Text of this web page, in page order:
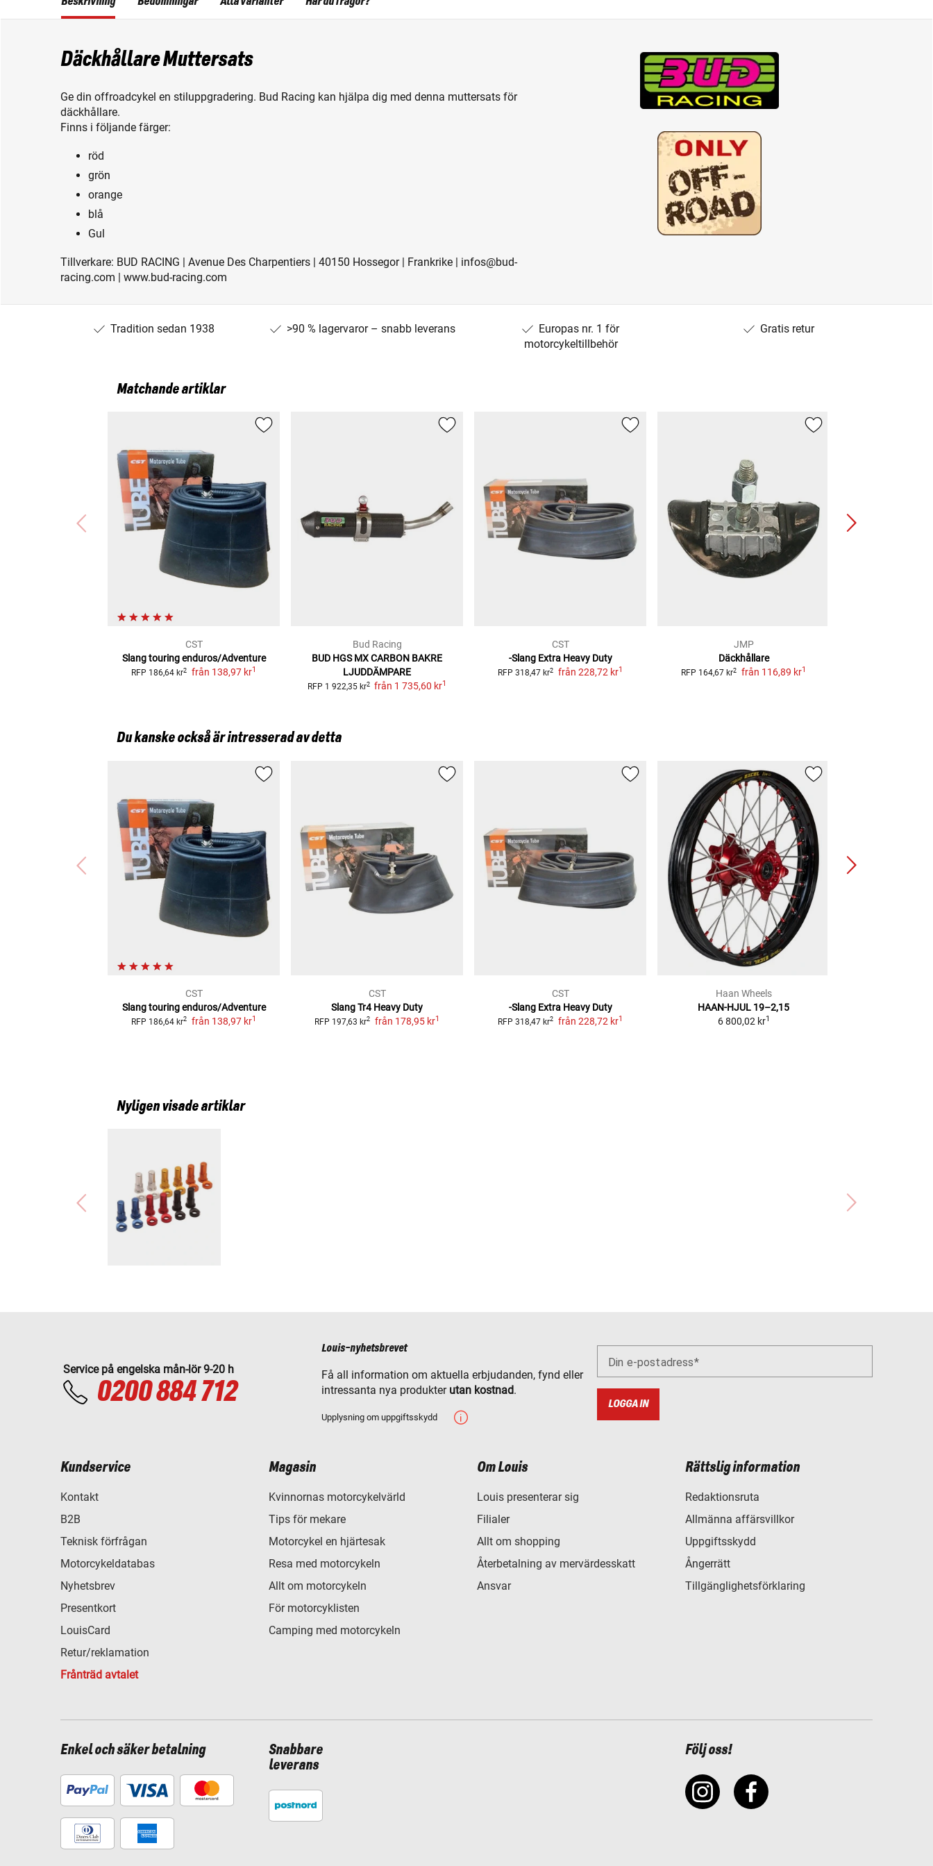
Däckhållare Muttersats
Ge din offroadcykel en stiluppgradering. Bud Racing kan hjälpa dig med denna muttersats för
däckhållare.
Finns i följande färger:
röd
grön
orange
blå
Gul
Tillverkare: BUD RACING | Avenue Des Charpentiers | 40150 Hossegor | Frankrike | infos@bud-
racing.com | www.bud-racing.com
Tradition sedan 1938 >90 % lagervaror – snabb leverans
Europas nr. 1 för
motorcykeltillbehör
Gratis retur
Matchande artiklar
CST
Slang touring enduros/Adventure
RFP 186,64 kr2 från 138,97 kr1
Bud Racing
BUD HGS MX CARBON BAKRE
LJUDDÄMPARE
RFP 1 922,35 kr2 från 1 735,60 kr1
CST
-Slang Extra Heavy Duty
RFP 318,47 kr2 från 228,72 kr1
JMP
Däckhållare
RFP 164,67 kr2 från 116,89 kr1
Du kanske också är intresserad av detta
CST
Slang touring enduros/Adventure
RFP 186,64 kr2 från 138,97 kr1
CST
Slang Tr4 Heavy Duty
RFP 197,63 kr2 från 178,95 kr1
CST
-Slang Extra Heavy Duty
RFP 318,47 kr2 från 228,72 kr1
Haan Wheels
HAAN-HJUL 19–2,15
6 800,02 kr1
Nyligen visade artiklar
Service på engelska mån-lör 9-20 h
0200 884 712
Louis-nyhetsbrevet
Få all information om aktuella erbjudanden, fynd eller
intressanta nya produkter utan kostnad.
Upplysning om uppgiftsskydd
Din e-postadress
LOGGA IN
Kundservice
Kontakt
B2B
Teknisk förfrågan
Motorcykeldatabas
Nyhetsbrev
Presentkort
LouisCard
Retur/reklamation
Frånträd avtalet
Magasin
Kvinnornas motorcykelvärld
Tips för mekare
Motorcykel en hjärtesak
Resa med motorcykeln
Allt om motorcykeln
För motorcyklisten
Camping med motorcykeln
Om Louis
Louis presenterar sig
Filialer
Allt om shopping
Återbetalning av mervärdesskatt
Ansvar
Rättslig information
Redaktionsruta
Allmänna affärsvillkor
Uppgiftsskydd
Ångerrätt
Tillgänglighetsförklaring
Enkel och säker betalning
Snabbare
leverans
Följ oss!